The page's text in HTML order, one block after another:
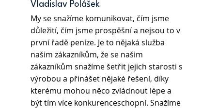
Vladislav Polášek
My se snažíme komunikovat, čím jsme
důležití, čím jsme prospěšní a nejsou to v
první řadě peníze. Je to nějaká služba
našim zákazníkům, že se našim
zákazníkům snažíme šetřit jejich starosti s
výrobou a přinášet nějaké řešení, díky
kterému mohou něco zvládnout lépe a
být tím více konkurenceschopní. Snažíme